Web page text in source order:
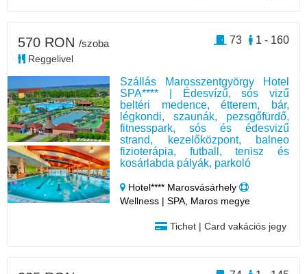
Szállás Marosszentgyörgy Hotel
SPA**** | Édesvízű, sós vizű
beltéri medence, étterem, bár,
légkondi, szaunák, pezsgőfürdő,
fitnesspark, sós és édesvizű
strand, kezelőközpont, balneo
fizioterápia, futball, tenisz és
kosárlabda pályák, parkoló
Hotel**** Marosvásárhely
Wellness | SPA, Maros megye
Tichet | Card vakációs jegy
570 RON /szoba
Reggelivel
1 - 160
73